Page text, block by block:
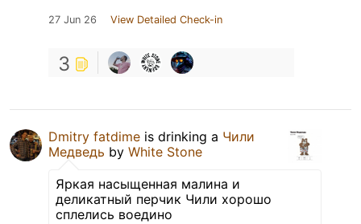
27 Jun 26 View Detailed Check-in
3
Dmitry fatdime is drinking a Чили
Медведь by White Stone
Яркая насыщенная малина и
деликатный перчик Чили хорошо
сплелись воедино